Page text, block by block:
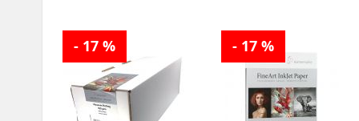
LISTE
D’ENVIE
LISTE
D’ENVIE
- 17 % - 17 %